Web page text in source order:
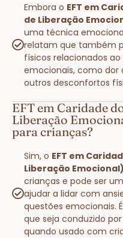
Embora o EFT em
de Liberação
uma técnica
relatam que também
físicos relacionados
emocionais, como dor
outros desconfortos
EFT em Caridade
Liberação
para crianças?
Sim, o EFT em
Liberação Emocional)
crianças e pode ser
ajudar a lidar com
questões emocionais.
que seja conduzido
quando usado com